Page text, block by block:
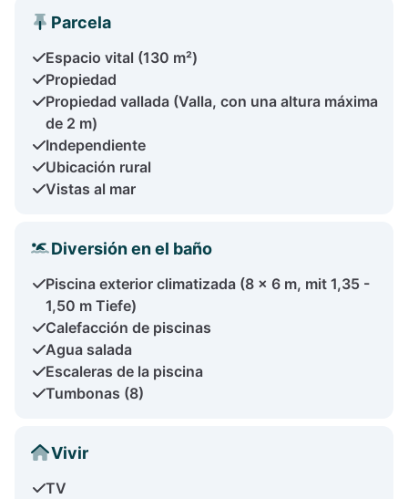
Parcela
Espacio vital (130 m²)
Propiedad
Propiedad vallada (Valla, con una altura máxima
de 2 m)
Independiente
Ubicación rural
Vistas al mar
Diversión en el baño
Piscina exterior climatizada (8 x 6 m, mit 1,35 -
1,50 m Tiefe)
Calefacción de piscinas
Agua salada
Escaleras de la piscina
Tumbonas (8)
Vivir
TV